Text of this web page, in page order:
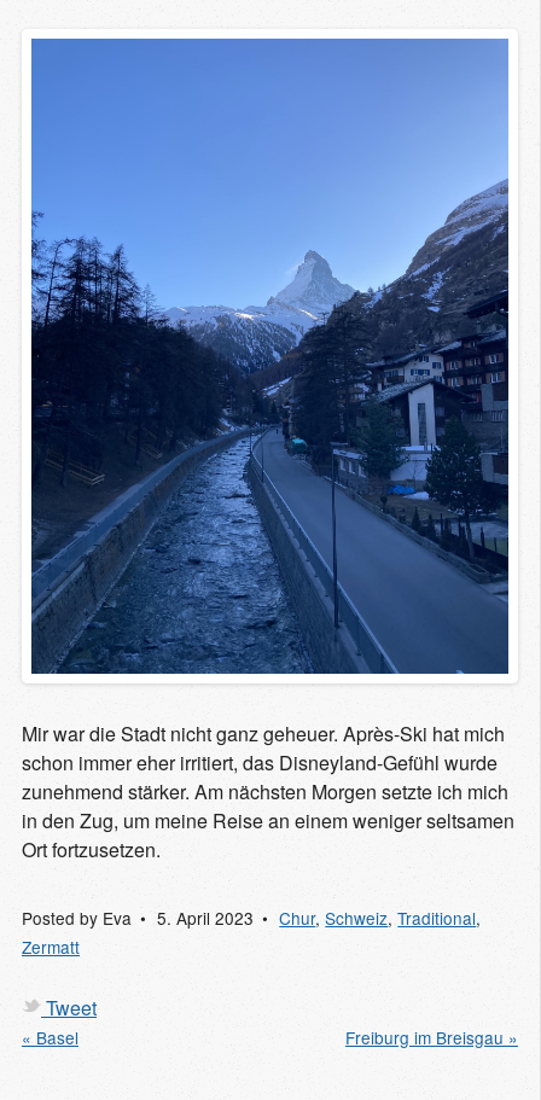
Mir war die Stadt nicht ganz geheuer. Après-Ski hat mich
schon immer eher irritiert, das Disneyland-Gefühl wurde
zunehmend stärker. Am nächsten Morgen setzte ich mich
in den Zug, um meine Reise an einem weniger seltsamen
Ort fortzusetzen.
Posted by Eva 5. April 2023 Chur,Schweiz,Traditional,
Zermatt
Tweet
« Basel Freiburg im Breisgau »